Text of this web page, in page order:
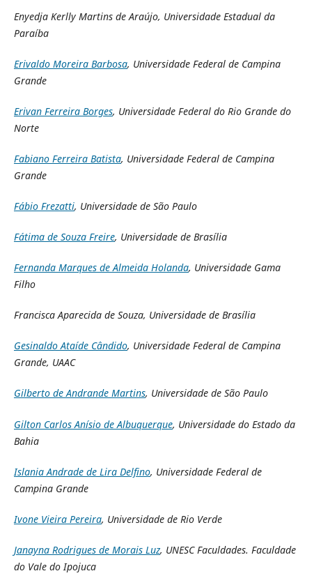
Enyedja Kerlly Martins de Araújo, Universidade Estadual da
Paraíba
Erivaldo Moreira Barbosa, Universidade Federal de Campina
Grande
Erivan Ferreira Borges, Universidade Federal do Rio Grande do
Norte
Fabiano Ferreira Batista, Universidade Federal de Campina
Grande
Fábio Frezatti, Universidade de São Paulo
Fátima de Souza Freire, Universidade de Brasília
Fernanda Marques de Almeida Holanda, Universidade Gama
Filho
Francisca Aparecida de Souza, Universidade de Brasília
Gesinaldo Ataíde Cândido, Universidade Federal de Campina
Grande, UAAC
Gilberto de Andrande Martins, Universidade de São Paulo
Gilton Carlos Anísio de Albuquerque, Universidade do Estado da
Bahia
Islania Andrade de Lira Delfino, Universidade Federal de
Campina Grande
Ivone Vieira Pereira, Universidade de Rio Verde
Janayna Rodrigues de Morais Luz, UNESC Faculdades. Faculdade
do Vale do Ipojuca